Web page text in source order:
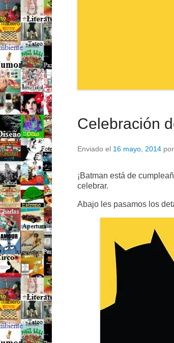
Celebración
Enviado el 16 mayo, 2014 por
¡Batman está de
celebrar.
Abajo les pasamos los